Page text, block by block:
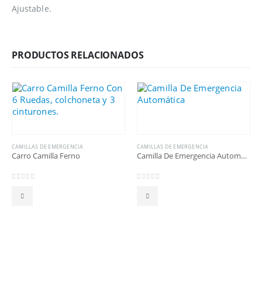
Ajustable.
PRODUCTOS RELACIONADOS
CAMILLAS DE EMERGENCIA
Carro Camilla Ferno
CAMILLAS DE EMERGENCIA
Camilla De Emergencia Automática